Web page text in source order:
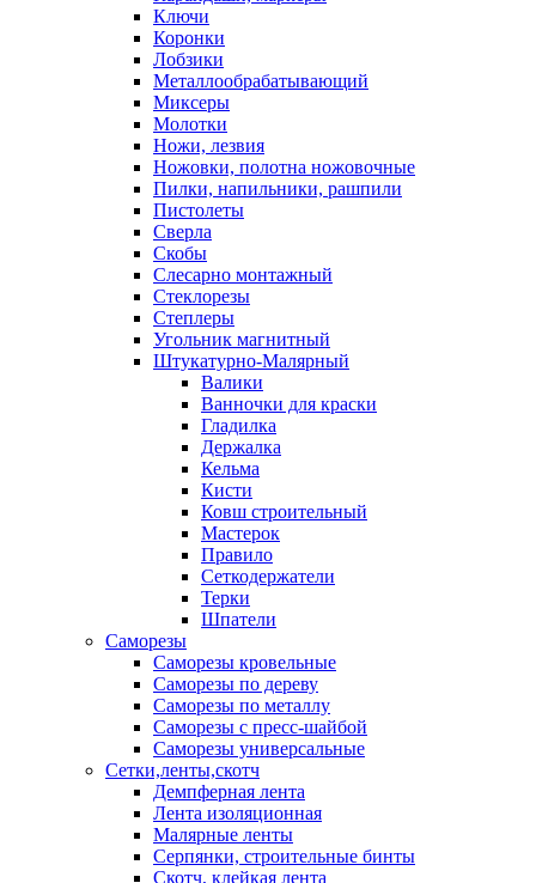
Ключи
Коронки
Лобзики
Металлообрабатывающий
Миксеры
Молотки
Ножи, лезвия
Ножовки, полотна ножовочные
Пилки, напильники, рашпили
Пистолеты
Сверла
Скобы
Слесарно монтажный
Стеклорезы
Степлеры
Угольник магнитный
Штукатурно-Малярный
Валики
Ванночки для краски
Гладилка
Держалка
Кельма
Кисти
Ковш строительный
Мастерок
Правило
Сеткодержатели
Терки
Шпатели
Саморезы
Саморезы кровельные
Саморезы по дереву
Саморезы по металлу
Саморезы с пресс-шайбой
Саморезы универсальные
Сетки,ленты,скотч
Демпферная лента
Лента изоляционная
Малярные ленты
Серпянки, строительные бинты
Скотч, клейкая лента